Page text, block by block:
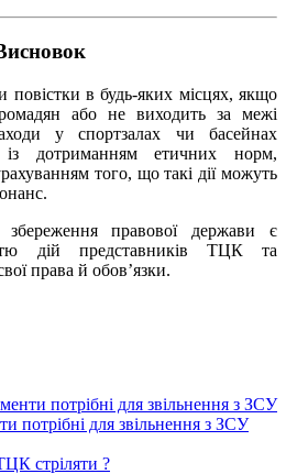
в будь-яких місцях, якщо
або не виходить за межі
у спортзалах чи басейнах
із дотриманням етичних норм,
того, що такі дії можуть
правової держави є
дій представників ТЦК та
права й обов’язки.
потрібні для звільнення з ЗСУ
потрібні для звільнення з ЗСУ
стріляти ?